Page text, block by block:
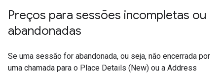
Preços para sessões incompletas ou
abandonadas
Se uma sessão for abandonada, ou seja, não encerrada por
uma chamada para o Place Details (New) ou a Address